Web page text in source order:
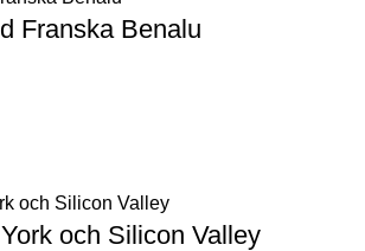
Franska Benalu
och Silicon Valley